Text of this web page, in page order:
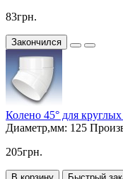
83грн.
Закончился
Колено 45° для
Диаметр,мм: 125
205грн.